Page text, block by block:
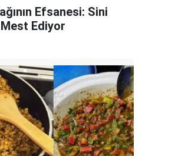
Efsanesi: Sini
Ediyor